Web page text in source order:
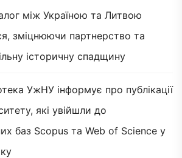
між Україною та Литвою
зміцнюючи партнерство та
історичну спадщину
УжНУ інформує про публікації
які увійшли до
баз Scopus та Web of Science у